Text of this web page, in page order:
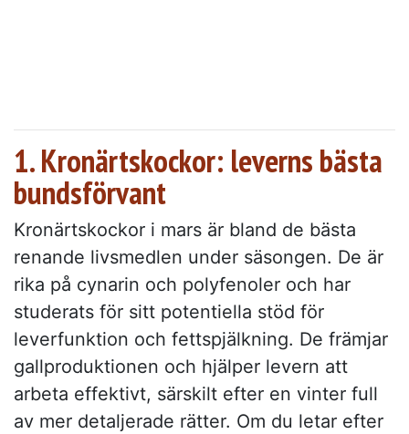
1. Kronärtskockor: leverns bästa
bundsförvant
Kronärtskockor i mars är bland de bästa
renande livsmedlen under säsongen. De är
rika på cynarin och polyfenoler och har
studerats för sitt potentiella stöd för
leverfunktion och fettspjälkning. De främjar
gallproduktionen och hjälper levern att
arbeta effektivt, särskilt efter en vinter full
av mer detaljerade rätter. Om du letar efter